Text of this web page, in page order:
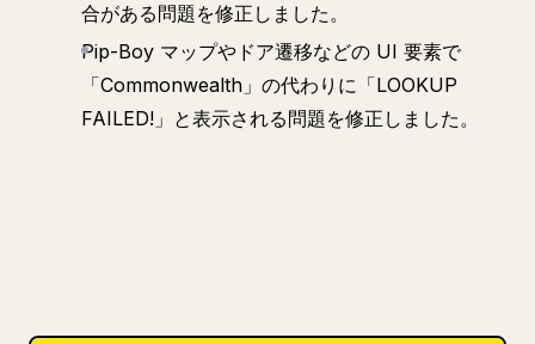
合がある問題を修正しました。
Pip-Boy マップやドア遷移などの UI 要素で
「Commonwealth」の代わりに「LOOKUP
FAILED!」と表示される問題を修正しました。